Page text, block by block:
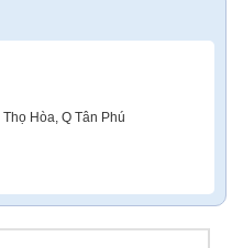
Hòa, Q Tân Phú